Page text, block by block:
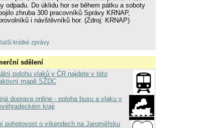
odpadu. Do úklidu hor se během pátku a soboty
zhruba 300 pracovníků Správy KRNAP,
i návštěvníků hor. (Zdroj: KRNAP)
krátké zprávy
sdělení
polohu vlaků v ČR najdete v této
mapě SŽDC
doprava online - poloha busu a vlaku v
kraji
pohotovost o víkendech na Jaroměřsku